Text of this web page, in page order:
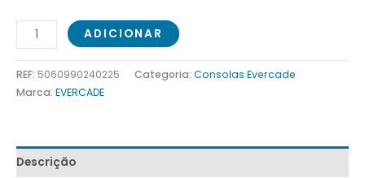
ADICIONAR
REF: 5060990240225 Categoria: Consolas Evercade
Marca: EVERCADE
Descrição